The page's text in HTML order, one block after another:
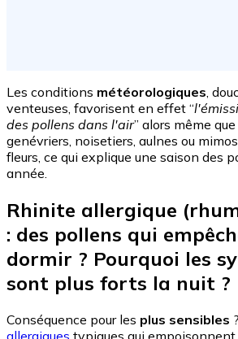
Les conditions météorologiques,
venteuses, favorisent en effet “
des pollens dans l'air” alors même
genévriers, noisetiers, aulnes ou
fleurs, ce qui explique une saison des
année.
Rhinite allergique
: des pollens qui
dormir ? Pourquoi les
sont plus forts la nuit ?
Conséquence pour les plus sensibles